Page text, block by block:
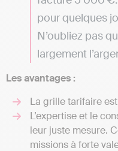
pour quelques
N’oubliez pas
largement
Les avantages :
La grille tarifaire
L’expertise et le
leur juste mesure.
missions à forte